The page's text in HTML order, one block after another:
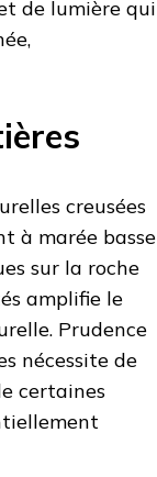
de lumière qui
creusées
à marée basse
sur la roche
amplifie le
Prudence
nécessite de
certaines